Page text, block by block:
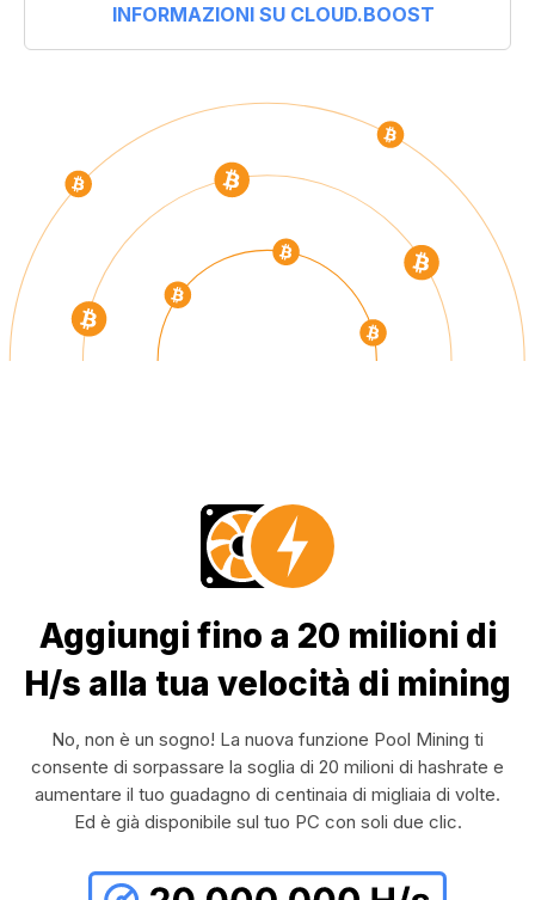
INFORMAZIONI SU CLOUD.BOOST
Aggiungi fino a 20 milioni di
H/s alla tua velocità di mining
No, non è un sogno! La nuova funzione Pool Mining ti
consente di sorpassare la soglia di 20 milioni di hashrate e
aumentare il tuo guadagno di centinaia di migliaia di volte.
Ed è già disponibile sul tuo PC con soli due clic.